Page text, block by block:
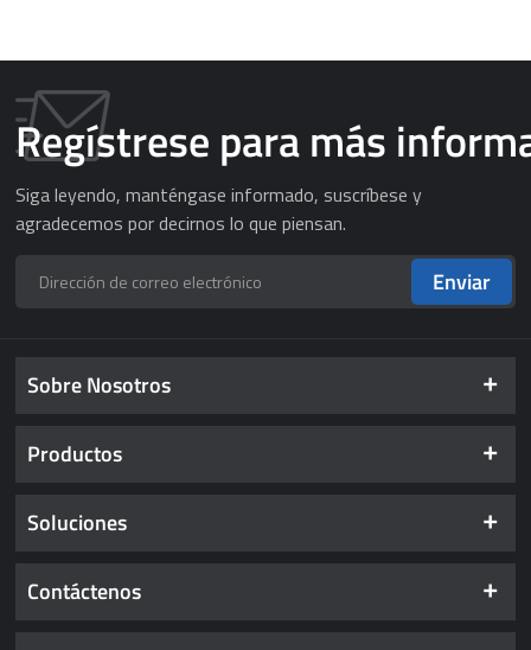
Regístrese para más
Siga leyendo, manténgase informado, suscríbese y
agradecemos por decirnos lo que piensan.
Enviar
Sobre Nosotros
Productos
Soluciones
Contáctenos